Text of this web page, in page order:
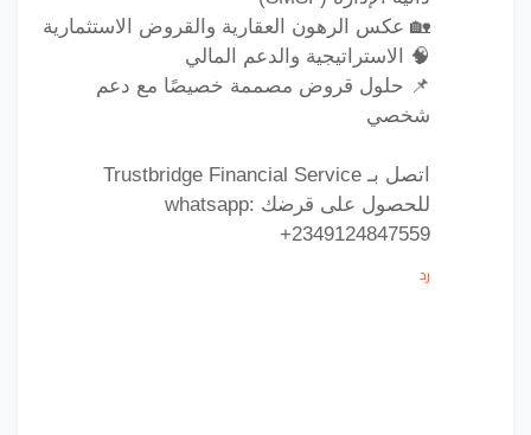
🏡 عكس الرهون العقارية والقروض الاستثمارية
🧠 الاستراتيجية والدعم المالي
📌 حلول قروض مصممة خصيصًا مع دعم
شخصي
اتصل بـ Trustbridge Financial Service
للحصول على قرضك whatsapp:
+2349124847559
رد